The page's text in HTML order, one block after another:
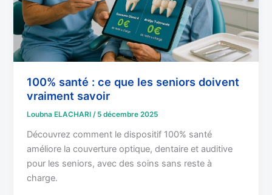
100% santé : ce que les seniors doivent
vraiment savoir
Loubna ELACHARI/ 5 décembre 2025
Découvrez comment le dispositif 100% santé
améliore la couverture optique, dentaire et auditive
pour les seniors, avec des soins sans reste à
charge.
doivent
vraiment
savoir